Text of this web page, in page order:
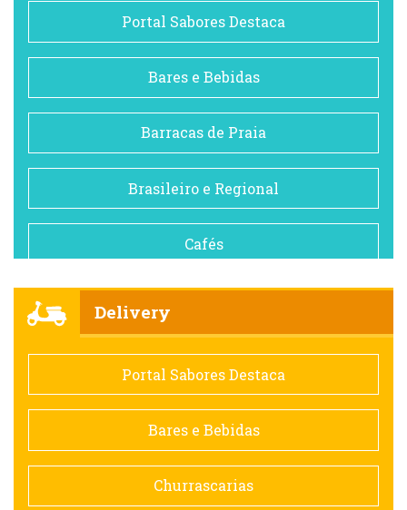
Portal Sabores Destaca
Bares e Bebidas
Barracas de Praia
Brasileiro e Regional
Cafés
Comida saudável
Contemporânea
Doceria
Delivery
Portal Sabores Destaca
Bares e Bebidas
Churrascarias